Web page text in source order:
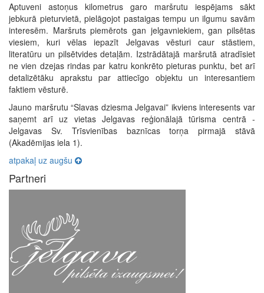
Aptuveni astoņus kilometrus garo maršrutu iespējams sākt
jebkurā pieturvietā, pielāgojot pastaigas tempu un ilgumu savām
interesēm. Maršruts piemērots gan jelgavniekiem, gan pilsētas
viesiem, kuri vēlas iepazīt Jelgavas vēsturi caur stāstiem,
literatūru un pilsētvides detaļām. Izstrādātajā maršrutā atradīsiet
ne vien dzejas rindas par katru konkrēto pieturas punktu, bet arī
detalizētāku aprakstu par attiecīgo objektu un interesantiem
faktiem vēsturē.
Jauno maršrutu “Slavas dziesma Jelgavai” ikviens interesents var
saņemt arī uz vietas Jelgavas reģionālajā tūrisma centrā -
Jelgavas Sv. Trīsvienības baznīcas torņa pirmajā stāvā
(Akadēmijas iela 1).
atpakaļ uz augšu
Partneri